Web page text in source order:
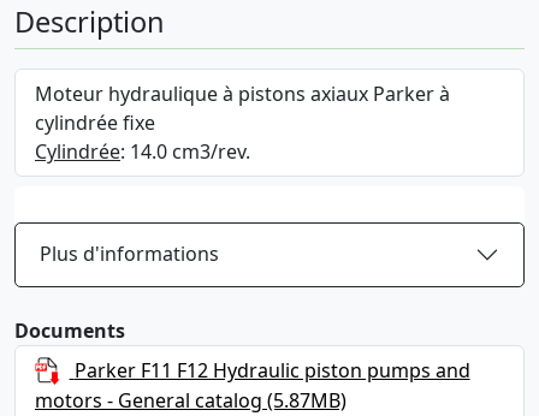
Description
Moteur hydraulique à pistons axiaux Parker à
cylindrée fixe
Cylindrée: 14.0 cm3/rev.
Plus d'informations
Documents
Parker F11 F12 Hydraulic piston pumps and
motors - General catalog (5.87MB)